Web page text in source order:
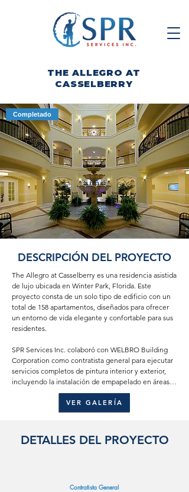
THE ALLEGRO AT
CASSELBERRY
Completado
DESCRIPCIÓN DEL PROYECTO
The Allegro at Casselberry es una residencia asistida
de lujo ubicada en Winter Park, Florida. Este
proyecto consta de un solo tipo de edificio con un
total de 158 apartamentos, diseñados para ofrecer
un entorno de vida elegante y confortable para sus
residentes.
SPR Services Inc. colaboró con WELBRO Building
Corporation como contratista general para ejecutar
servicios completos de pintura interior y exterior,
incluyendo la instalación de empapelado en áreas
comunes clave y zonas de amenidades.
El proyecto comenzó en 2018 y fue finalizado con
de calidad y atención al detalle en toda la
instalación.
VER GALERÍA
DETALLES DEL PROYECTO
Contratista General